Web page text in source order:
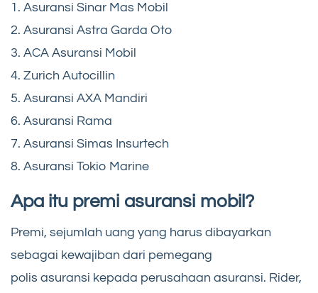
1. Asuransi Sinar Mas Mobil
2. Asuransi Astra Garda Oto
3. ACA Asuransi Mobil
4. Zurich Autocillin
5. Asuransi AXA Mandiri
6. Asuransi Rama
7. Asuransi Simas Insurtech
8. Asuransi Tokio Marine
Apa itu premi asuransi mobil?
Premi, sejumlah uang yang harus dibayarkan
sebagai kewajiban dari pemegang
polis asuransi kepada perusahaan asuransi. Rider,